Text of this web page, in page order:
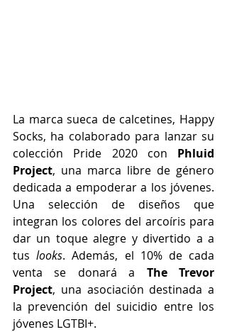
La marca sueca de calcetines, Happy
Socks, ha colaborado para lanzar su
colección Pride 2020 con Phluid
Project, una marca libre de género
dedicada a empoderar a los jóvenes.
Una selección de diseños que
integran los colores del arcoíris para
dar un toque alegre y divertido a a
tus looks. Además, el 10% de cada
venta se donará a The Trevor
Project, una asociación destinada a
la prevención del suicidio entre los
jóvenes LGTBI+.